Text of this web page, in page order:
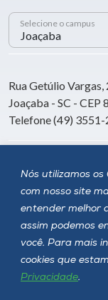
Nós utilizamos
com nosso site
entender melhor
assim podemos
você. Para mais
cookies que
Privacidade.
Selecione o campus
Rua Getúlio
Joaçaba - SC -
Telefone (49)
Siga a